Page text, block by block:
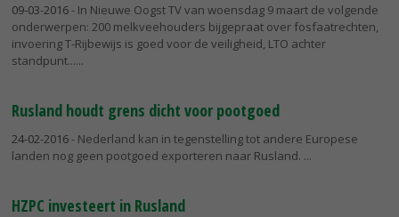
09-03-2016- In Nieuwe Oogst TV van woensdag 9 maart de volgende
onderwerpen: 200 melkveehouders bijgepraat over fosfaatrechten,
invoering T-Rijbewijs is goed voor de veiligheid, LTO achter
standpunt...
Rusland houdt grens dicht voor pootgoed
24-02-2016- Nederland kan in tegenstelling tot andere Europese
landen nog geen pootgoed exporteren naar Rusland.
HZPC investeert in Rusland